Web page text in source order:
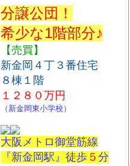
分譲公団！
希少な1階部分♪
【売買】
新金岡４丁３番住宅
８棟１階
１２８０ 万円
（新金岡東小学校）
大阪メトロ御堂筋線
『新金岡駅』徒歩 ５ 分